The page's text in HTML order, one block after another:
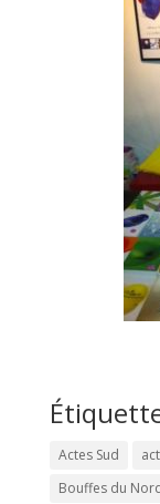
Actes Sud
Bouffes du